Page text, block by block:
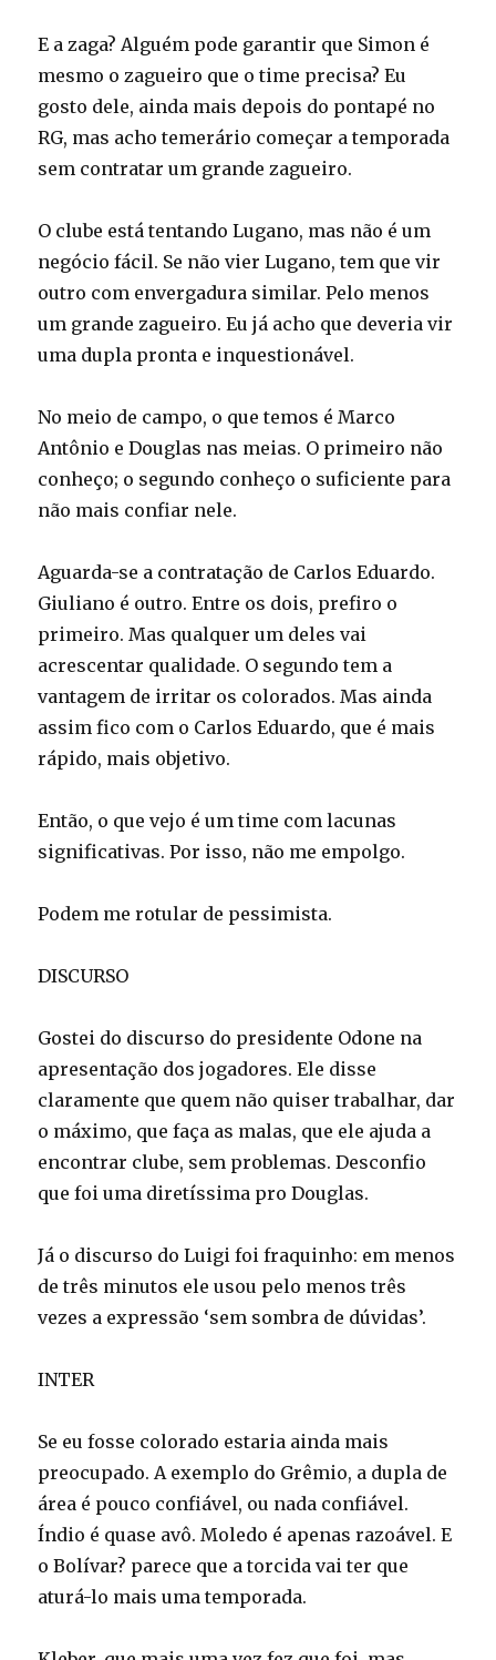
E a zaga? Alguém pode garantir que Simon é
mesmo o zagueiro que o time precisa? Eu
gosto dele, ainda mais depois do pontapé no
RG, mas acho temerário começar a temporada
sem contratar um grande zagueiro.
O clube está tentando Lugano, mas não é um
negócio fácil. Se não vier Lugano, tem que vir
outro com envergadura similar. Pelo menos
um grande zagueiro. Eu já acho que deveria vir
uma dupla pronta e inquestionável.
No meio de campo, o que temos é Marco
Antônio e Douglas nas meias. O primeiro não
conheço; o segundo conheço o suficiente para
não mais confiar nele.
Aguarda-se a contratação de Carlos Eduardo.
Giuliano é outro. Entre os dois, prefiro o
primeiro. Mas qualquer um deles vai
acrescentar qualidade. O segundo tem a
vantagem de irritar os colorados. Mas ainda
assim fico com o Carlos Eduardo, que é mais
rápido, mais objetivo.
Então, o que vejo é um time com lacunas
significativas. Por isso, não me empolgo.
Podem me rotular de pessimista.
DISCURSO
Gostei do discurso do presidente Odone na
apresentação dos jogadores. Ele disse
claramente que quem não quiser trabalhar, dar
o máximo, que faça as malas, que ele ajuda a
encontrar clube, sem problemas. Desconfio
que foi uma diretíssima pro Douglas.
Já o discurso do Luigi foi fraquinho: em menos
de três minutos ele usou pelo menos três
vezes a expressão ‘sem sombra de dúvidas’.
INTER
Se eu fosse colorado estaria ainda mais
preocupado. A exemplo do Grêmio, a dupla de
área é pouco confiável, ou nada confiável.
Índio é quase avô. Moledo é apenas razoável. E
o Bolívar? parece que a torcida vai ter que
aturá-lo mais uma temporada.